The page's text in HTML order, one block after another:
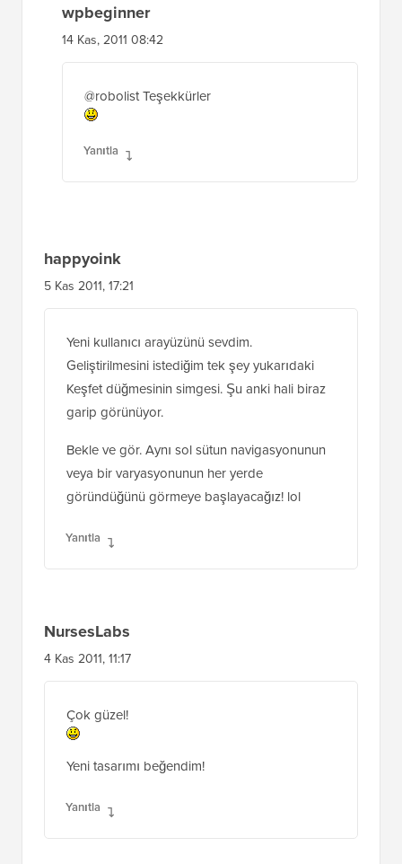
wpbeginner
14 Kas, 2011 08:42
@robolist Teşekkürler
Yanıtla
happyoink
5 Kas 2011, 17:21
Yeni kullanıcı arayüzünü sevdim.
Geliştirilmesini istediğim tek şey yukarıdaki
Keşfet düğmesinin simgesi. Şu anki hali biraz
garip görünüyor.
Bekle ve gör. Aynı sol sütun navigasyonunun
veya bir varyasyonunun her yerde
göründüğünü görmeye başlayacağız! lol
Yanıtla
NursesLabs
4 Kas 2011, 11:17
Çok güzel!
Yeni tasarımı beğendim!
Yanıtla